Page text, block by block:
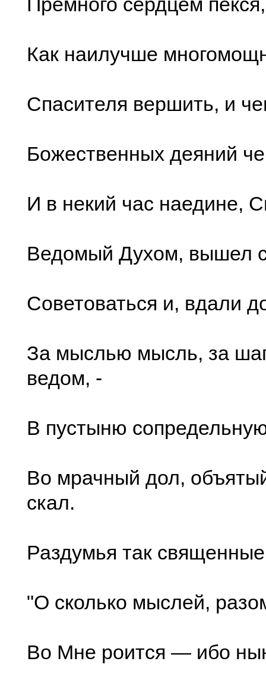
Как наилучше
Спасителя вершить, и
Божественных деяний
И в некий час наедине,
Ведомый Духом, вышел
Советоваться и, вдали
За мыслью мысль, за
ведом, -
В пустыню
Во мрачный дол,
скал.
Раздумья так
"О сколько мыслей,
Во Мне роится — ибо